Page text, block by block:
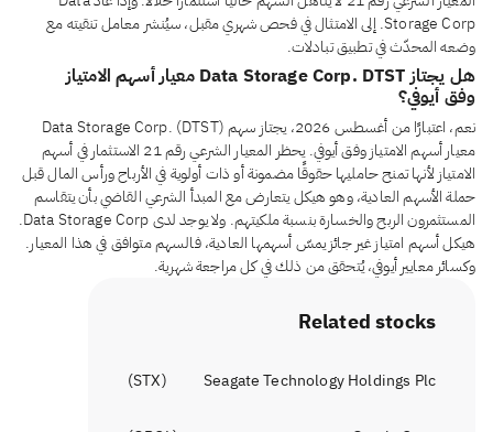
Storage Corp. إلى الامتثال في فحص شهري مقبل، سيُنشر معامل تنقيته مع
وضعه المحدّث في تطبيق تبادلات.
هل يجتاز Data Storage Corp. DTST معيار أسهم الامتياز
وفق أيوفي؟
نعم، اعتبارًا من أغسطس 2026، يجتاز سهم Data Storage Corp. (DTST)
معيار أسهم الامتياز وفق أيوفي. يحظر المعيار الشرعي رقم 21 الاستثمار في أسهم
الامتياز لأنها تمنح حامليها حقوقًا مضمونة أو ذات أولوية في الأرباح ورأس المال قبل
حملة الأسهم العادية، وهو هيكل يتعارض مع المبدأ الشرعي القاضي بأن يتقاسم
المستثمرون الربح والخسارة بنسبة ملكيتهم. ولا يوجد لدى Data Storage Corp.
هيكل أسهم امتياز غير جائز يمسّ أسهمها العادية، فالسهم متوافق في هذا المعيار.
وكسائر معايير أيوفي، يُتحقق من ذلك في كل مراجعة شهرية.
Related stocks
Seagate Technology Holdings Plc
(
STX
)